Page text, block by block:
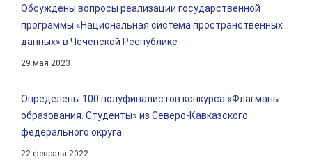
Обсуждены вопросы реализации государственной
программы «Национальная система пространственных
данных» в Чеченской Республике
29 мая 2023
Определены 100 полуфиналистов конкурса «Флагманы
образования. Студенты» из Северо-Кавказского
федерального округа
22 февраля 2022